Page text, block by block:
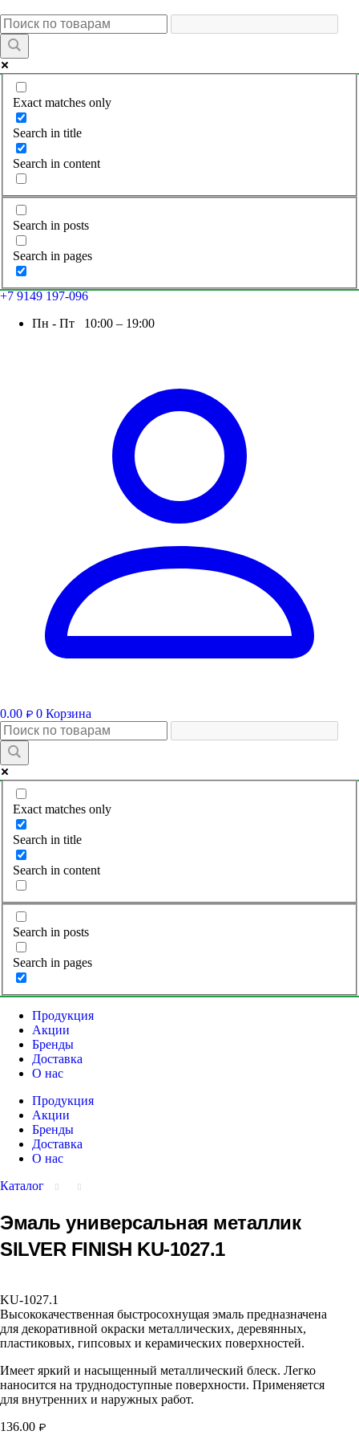
Exact matches only
Search in title
Search in content
Search in posts
Search in pages
+7 9149 197-096
Пн - Пт 10:00 – 19:00
0.00 ₽ 0 Корзина
Exact matches only
Search in title
Search in content
Search in posts
Search in pages
Продукция
Акции
Бренды
Доставка
О нас
Продукция
Акции
Бренды
Доставка
О нас
Каталог
Эмаль универсальная металлик
SILVER FINISH KU-1027.1
KU-1027.1
Высококачественная быстросохнущая эмаль предназначена
для декоративной окраски металлических, деревянных,
пластиковых, гипсовых и керамических поверхностей.
Имеет яркий и насыщенный металлический блеск. Легко
наносится на труднодоступные поверхности. Применяется
для внутренних и наружных работ.
136.00 ₽